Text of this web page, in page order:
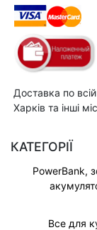
Доставка по
Харків та інші
КАТЕГОРІЇ
PowerBank,
Все для